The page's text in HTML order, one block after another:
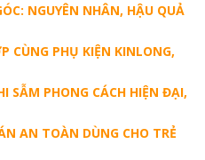
NGUYÊN NHÂN, HẬU QUẢ
CÙNG PHỤ KIỆN KINLONG,
SẪM PHONG CÁCH HIỆN ĐẠI,
AN TOÀN DÙNG CHO TRẺ